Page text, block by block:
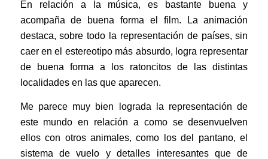
En relación a la música, es bastante buena y
acompaña de buena forma el film. La animación
destaca, sobre todo la representación de países, sin
caer en el estereotipo más absurdo, logra representar
de buena forma a los ratoncitos de las distintas
localidades en las que aparecen.
Me parece muy bien lograda la representación de
este mundo en relación a como se desenvuelven
ellos con otros animales, como los del pantano, el
sistema de vuelo y detalles interesantes que de